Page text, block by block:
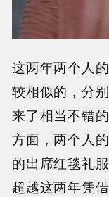
这两年两个人
较相似的，分
来了相当不错
方面，两个人
的出席红毯礼
超越这两年凭